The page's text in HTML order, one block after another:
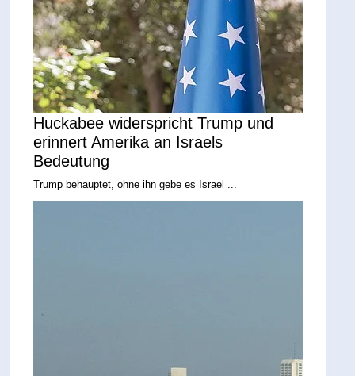
Huckabee widerspricht Trump und
erinnert Amerika an Israels
Bedeutung
Trump behauptet, ohne ihn gebe es Israel ...